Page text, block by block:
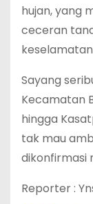
hujan, yang
ceceran
Sayang
Kecamatan
hingga
tak mau
dikonfirmasi
Reporter :